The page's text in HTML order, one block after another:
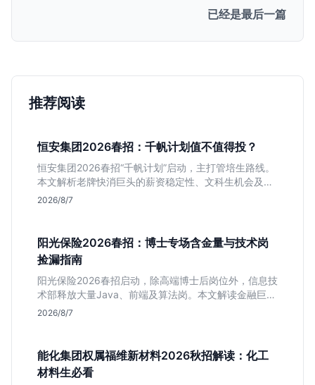
已经是最后一篇
推荐阅读
恒安集团2026春招：千帆计划值不值得投？
恒安集团2026春招“千帆计划”启动，主打管培生路线。
本文解析老牌快消巨头的薪资稳定性、文科生机会及决
策链条长的局限，帮你判断是否值得投递。
2026/8/7
阳光保险2026春招：博士专场含金量与技术岗
捡漏指南
阳光保险2026春招启动，除高端博士后岗位外，信息技
术部释放大量Java、前端及算法岗。本文解读金融巨头
校招门槛，分析技术岗需求与投递价值，助你快速判断
2026/8/7
能化集团权属福维新材料2026秋招解读：化工
材料生必看